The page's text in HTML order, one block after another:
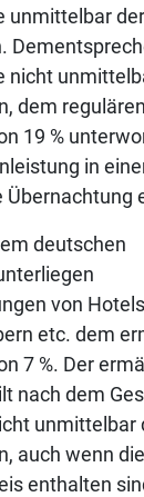
unmittelbar
nicht
dem regulären
19 %
in
Übernachtung
deutschen
von
etc. dem
7 %. Der
nach dem
unmittelbar
auch wenn
enthalten